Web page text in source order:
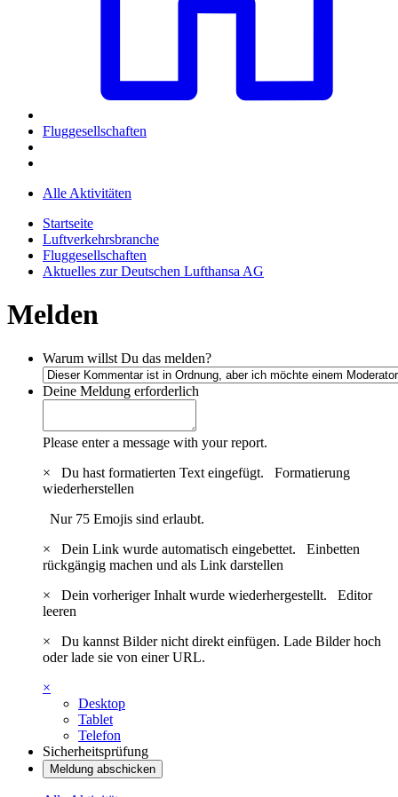
Fluggesellschaften
Alle Aktivitäten
Startseite
Luftverkehrsbranche
Fluggesellschaften
Aktuelles zur Deutschen Lufthansa AG
Melden
Warum willst Du das melden?
Deine Meldung erforderlich
Please enter a message with your report.
×
Du hast formatierten Text eingefügt. Formatierung
wiederherstellen
Nur 75 Emojis sind erlaubt.
×
Dein Link wurde automatisch eingebettet. Einbetten
rückgängig machen und als Link darstellen
×
Dein vorheriger Inhalt wurde wiederhergestellt. Editor
leeren
×
Du kannst Bilder nicht direkt einfügen. Lade Bilder hoch
oder lade sie von einer URL.
×
Desktop
Tablet
Telefon
Sicherheitsprüfung
Meldung abschicken